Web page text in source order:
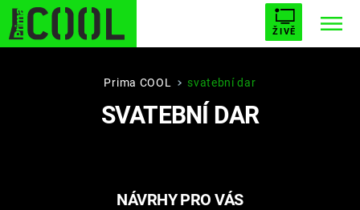
ŽIVĚ
STARHOUSE BUFFY, PŘEMOŽITELKA UPÍRŮ
PLNEJ KOTEL AVENGERS 5
Prima COOL svatební dar
SVATEBNÍ DAR
NÁVRHY PRO VÁS